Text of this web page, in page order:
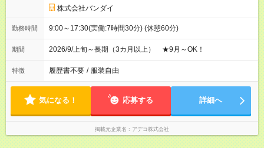
株式会社バンダイ
勤務時間 9:00～17:30(実働:7時間30分) (休憩60分)
期間 2026/9/上旬～長期（3カ月以上） ★9月～OK！
特徴 履歴書不要 / 服装自由
気になる！ 応募する 詳細へ
掲載元企業名 アデコ株式会社